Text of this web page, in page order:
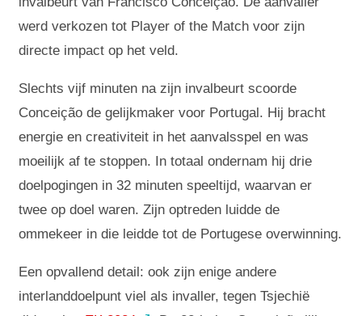
werd verkozen tot Player of the Match voor zijn
directe impact op het veld.
Slechts vijf minuten na zijn invalbeurt scoorde
Conceição de gelijkmaker voor Portugal. Hij bracht
energie en creativiteit in het aanvalsspel en was
moeilijk af te stoppen. In totaal ondernam hij drie
doelpogingen in 32 minuten speeltijd, waarvan er
twee op doel waren. Zijn optreden luidde de
ommekeer in die leidde tot de Portugese overwinning.
Een opvallend detail: ook zijn enige andere
interlanddoelpunt viel als invaller, tegen Tsjechië